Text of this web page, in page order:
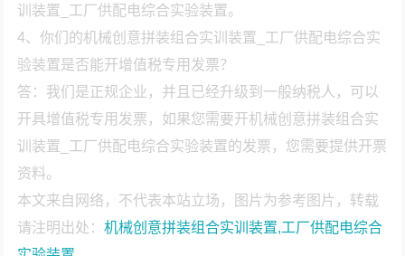
训装置_工厂供配电综合实验装置。
4、你们的机械创意拼装组合实训装置_工厂供配电综合实
验装置是否能开增值税专用发票？
答：我们是正规企业，并且已经升级到一般纳税人，可以
开具增值税专用发票，如果您需要开机械创意拼装组合实
训装置_工厂供配电综合实验装置的发票，您需要提供开票
资料。
本文来自网络，不代表本站立场，图片为参考图片，转载
请注明出处：机械创意拼装组合实训装置,工厂供配电综合